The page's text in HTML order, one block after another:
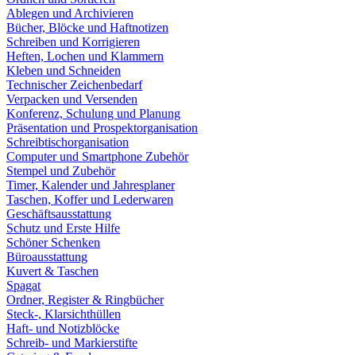
Ablegen und Archivieren
Bücher, Blöcke und Haftnotizen
Schreiben und Korrigieren
Heften, Lochen und Klammern
Kleben und Schneiden
Technischer Zeichenbedarf
Verpacken und Versenden
Konferenz, Schulung und Planung
Präsentation und Prospektorganisation
Schreibtischorganisation
Computer und Smartphone Zubehör
Stempel und Zubehör
Timer, Kalender und Jahresplaner
Taschen, Koffer und Lederwaren
Geschäftsausstattung
Schutz und Erste Hilfe
Schöner Schenken
Büroausstattung
Kuvert & Taschen
Spagat
Ordner, Register & Ringbücher
Steck-, Klarsichthüllen
Haft- und Notizblöcke
Schreib- und Markierstifte